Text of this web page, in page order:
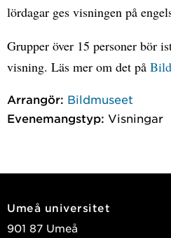
lördagar ges visningen på
Grupper över 15 personer bör
visning. Läs mer om det på
Arrangör: Bildmuseet
Evenemangstyp: Visningar
Umeå universitet
901 87 Umeå